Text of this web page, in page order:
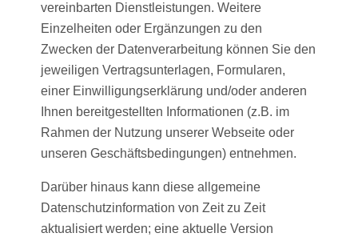
vereinbarten Dienstleistungen. Weitere
Einzelheiten oder Ergänzungen zu den
Zwecken der Datenverarbeitung können Sie den
jeweiligen Vertragsunterlagen, Formularen,
einer Einwilligungserklärung und/oder anderen
Ihnen bereitgestellten Informationen (z.B. im
Rahmen der Nutzung unserer Webseite oder
unseren Geschäftsbedingungen) entnehmen.
Darüber hinaus kann diese allgemeine
Datenschutzinformation von Zeit zu Zeit
aktualisiert werden; eine aktuelle Version